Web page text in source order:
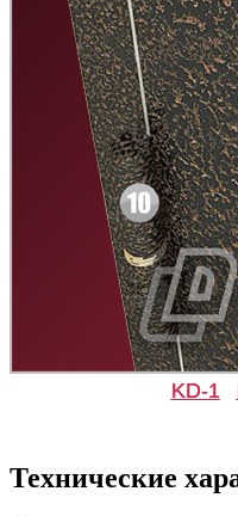
KD-1
Технические